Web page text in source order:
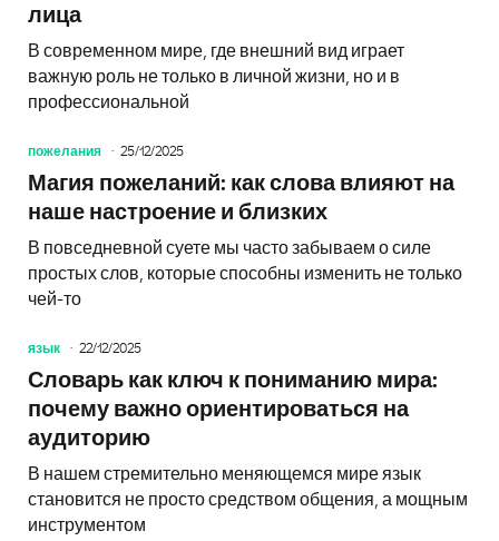
лица
В современном мире, где внешний вид играет
важную роль не только в личной жизни, но и в
профессиональной
пожелания 25/12/2025
Магия пожеланий: как слова влияют на
наше настроение и близких
В повседневной суете мы часто забываем о силе
простых слов, которые способны изменить не только
чей-то
язык 22/12/2025
Словарь как ключ к пониманию мира:
почему важно ориентироваться на
аудиторию
В нашем стремительно меняющемся мире язык
становится не просто средством общения, а мощным
инструментом